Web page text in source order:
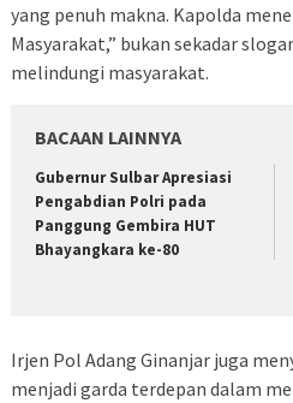
yang penuh makna. Kapolda
Masyarakat,” bukan sekadar
melindungi masyarakat.
BACAAN LAINNYA
Gubernur Sulbar Apresiasi
Pengabdian Polri pada
Panggung Gembira HUT
Bhayangkara ke-80
Irjen Pol Adang Ginanjar juga
menjadi garda terdepan dalam